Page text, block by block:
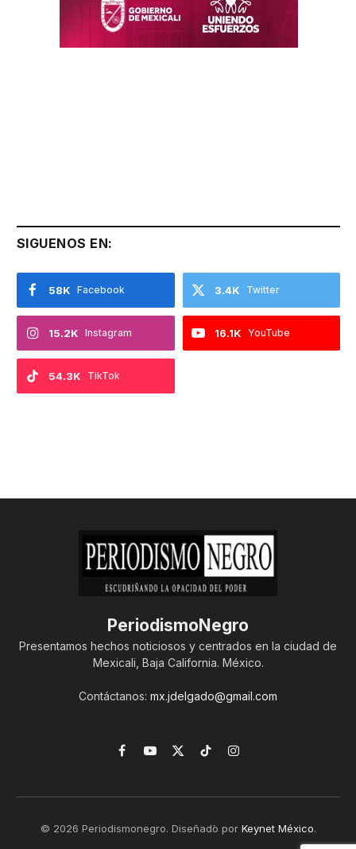
SIGUENOS EN:
Facebook
58K Twitter
3.4K
Instagram
15.2K YouTube
16.1K
TikTok
54.3K
PeriodismoNegro
Presentamos hechos noticiosos y centrados en la ciudad de
Mexicali, Baja California. México.
Contáctanos: mx.jdelgado@gmail.com
Facebook
YouTube
X
TikTokInstagram
© 2026 Periodismonegro. Diseñado por Keynet México.